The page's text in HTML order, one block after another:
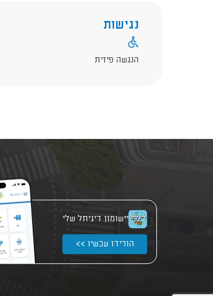
נגישות
הנגשה פיזית
יישומון דיגיתל שלי
הורידו עכשיו >>